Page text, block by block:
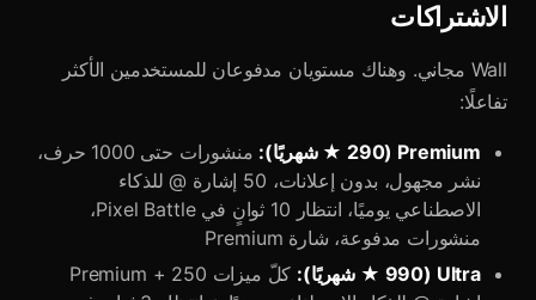
الاشتراكات
Wall مجاني. وهناك مستويان مدفوعان للمستخدمين الأكثر
تفاعلًا:
Premium (290 ★ شهريًا):
منشورات حتى 1000 حرف،
نشر مجهول، بدون إعلانات، 50 إشارة @ للذكاء
الاصطناعي يوميًا، انتظار 10 ثوانٍ في Pixel Battle،
منشورات مدفوعة، شارة Premium
Ultra (990 ★ شهريًا):
كلّ ميزات Premium + 250